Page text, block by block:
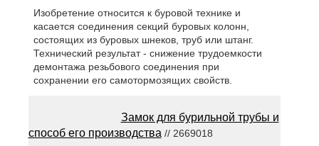
Изобретение относится к буровой технике и
касается соединения секций буровых колонн,
состоящих из буровых шнеков, труб или штанг.
Технический результат - снижение трудоемкости
демонтажа резьбового соединения при
сохранении его самотормозящих свойств.
Замок для бурильной трубы и
способ его производства // 2669018